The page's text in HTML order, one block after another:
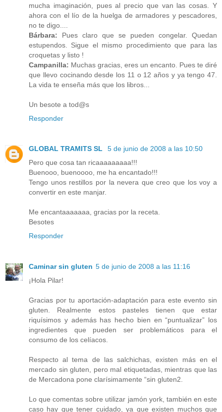
mucha imaginación, pues al precio que van las cosas. Y
ahora con el lío de la huelga de armadores y pescadores,
no te digo....
Bárbara: Pues claro que se pueden congelar. Quedan
estupendos. Sigue el mismo procedimiento que para las
croquetas y listo !
Campanilla: Muchas gracias, eres un encanto. Pues te diré
que llevo cocinando desde los 11 o 12 años y ya tengo 47.
La vida te enseña más que los libros...
Un besote a tod@s
Responder
GLOBAL TRAMITS SL
5 de junio de 2008 a las 10:50
Pero que cosa tan ricaaaaaaaaa!!!
Buenooo, buenoooo, me ha encantado!!!
Tengo unos restillos por la nevera que creo que los voy a
convertir en este manjar.
Me encantaaaaaaa, gracias por la receta.
Besotes
Responder
Caminar sin gluten 5 de junio de 2008 a las 11:16
¡Hola Pilar!
Gracias por tu aportación-adaptación para este evento sin
gluten. Realmente estos pasteles tienen que estar
riquísimos y además has hecho bien en “puntualizar” los
ingredientes que pueden ser problemáticos para el
consumo de los celíacos.
Respecto al tema de las salchichas, existen más en el
mercado sin gluten, pero mal etiquetadas, mientras que las
de Mercadona pone clarísimamente “sin gluten2.
Lo que comentas sobre utilizar jamón york, también en este
caso hay que tener cuidado, ya que existen muchos que